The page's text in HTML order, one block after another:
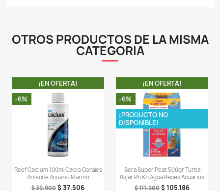
desechos orgánicos, amoníaco, nitrito y nitrato.
- Las condiciones necesarias para el crecimiento de
otras bacterias comienzan a morir (generalmente
cargas orgánicas causadas por la muerte
organismo), la estabilidad simplemente se vuelve más
- Las bacterias empleadas por Stability no fijan
producen sulfuro de hidrógeno tóxico. La
completamente inofensiva para todos los organismos
así como para las plantas acuáticas, por lo que no hay
uso excesivo.
LA COMPRA INCLUYE: